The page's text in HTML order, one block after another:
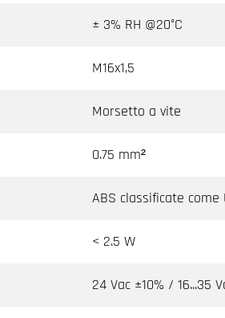
± 3% RH @20°C
M16x1,5
Morsetto a vite
0.75 mm²
ABS classificate come
< 2.5 W
24 Vac ±10% / 16...35